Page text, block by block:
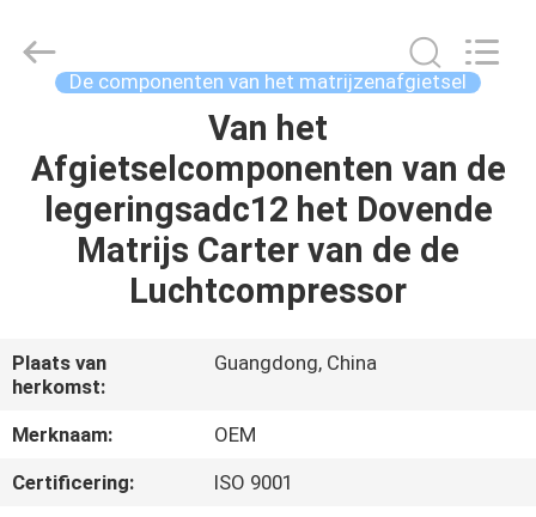
PRODUCTEN
FABRIEKSTOCHT
KWALITEITSCONTROLE
Technology
De componenten van het matrijzenafgietsel
Van het
Afgietselcomponenten van de
legeringsadc12 het Dovende
Matrijs Carter van de de
Luchtcompressor
Plaats van
herkomst:
Guangdong, China
Merknaam:
OEM
Certificering:
ISO 9001